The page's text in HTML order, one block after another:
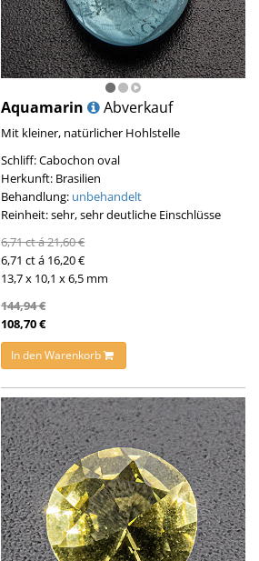
Aquamarin Abverkauf
Mit kleiner, natürlicher Hohlstelle
Schliff: Cabochon oval
Herkunft: Brasilien
Behandlung: unbehandelt
Reinheit: sehr, sehr deutliche Einschlüsse
6,71 ct á 21,60 €
6,71 ct á 16,20 €
13,7 x 10,1 x 6,5 mm
144,94 €
108,70 €
In den Warenkorb